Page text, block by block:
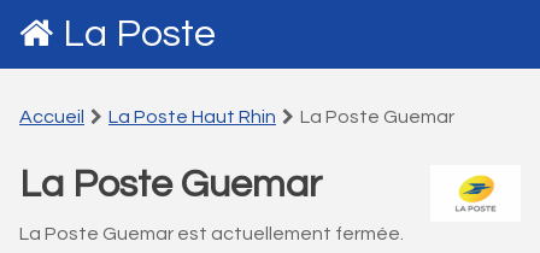
La Poste
Accueil La Poste Haut Rhin La Poste Guemar
La Poste Guemar
La Poste Guemar est actuellement fermée.